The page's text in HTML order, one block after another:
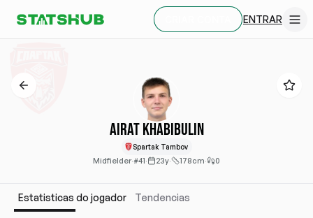
ENTRAR
Airat Khabibulin
Spartak Tambov
Midfielder·#41· 23y· 178cm· 0
Estatisticas do jogador Tendencias